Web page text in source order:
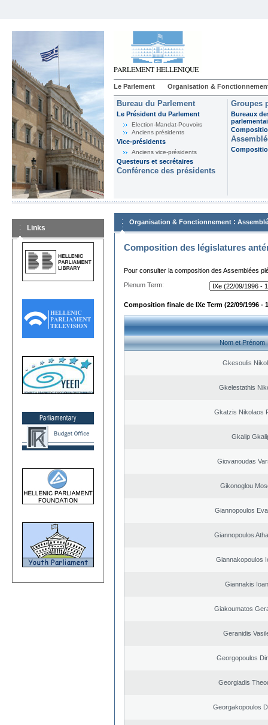
Le Parlement Organisation &
Bureau du Parlement
Le Président du Parlement
Election-Mandat-Pouvoirs
Anciens présidents
Vice-présidents
Anciens vice-présidents
Questeurs et secrétaires
Conférence des présidents
Groupes
Bureaux
Links
Organisation & Fonctionnement :
Composition des législatures
Pour consulter la composition des Assemblées
Plenum Term:
Composition finale de IXe Term (22/09/1996 -
Nom et Prénom
Gkesoulis
Gkelestathis
Gkatzis Nikolaos
Gkalip
Giovanoudas
Gikonoglou
Giannopoulos
Giannopoulos
Giannakopoulos
Giannakis
Giakoumatos
Geranidis
Georgopoulos
Georgiadis
Georgakopoulos